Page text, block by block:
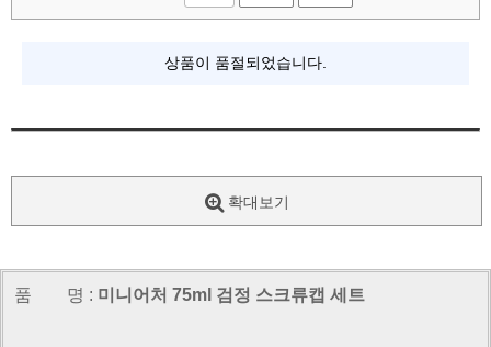
상품이 품절되었습니다.
확대보기
품 명 : 미니어처 75ml 검정 스크류캡 세트